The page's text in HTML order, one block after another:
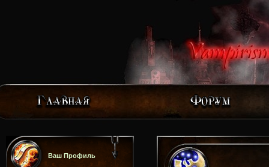
Ваш Профиль